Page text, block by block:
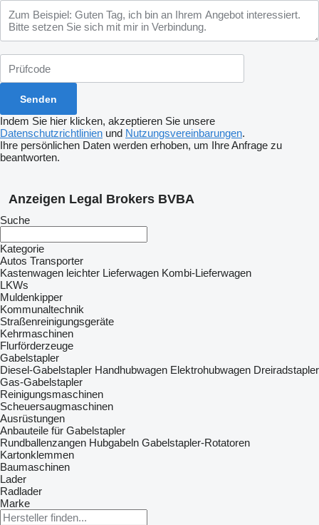
Indem Sie hier klicken, akzeptieren Sie unsere
Datenschutzrichtlinien und Nutzungsvereinbarungen.
Ihre persönlichen Daten werden erhoben, um Ihre Anfrage zu
beantworten.
Anzeigen Legal Brokers BVBA
Suche
Kategorie
Autos Transporter
Kastenwagen leichter Lieferwagen Kombi-Lieferwagen
LKWs
Muldenkipper
Kommunaltechnik
Straßenreinigungsgeräte
Kehrmaschinen
Flurförderzeuge
Gabelstapler
Diesel-Gabelstapler Handhubwagen Elektrohubwagen Dreiradstapler
Gas-Gabelstapler
Reinigungsmaschinen
Scheuersaugmaschinen
Ausrüstungen
Anbauteile für Gabelstapler
Rundballenzangen Hubgabeln Gabelstapler-Rotatoren
Kartonklemmen
Baumaschinen
Lader
Radlader
Marke